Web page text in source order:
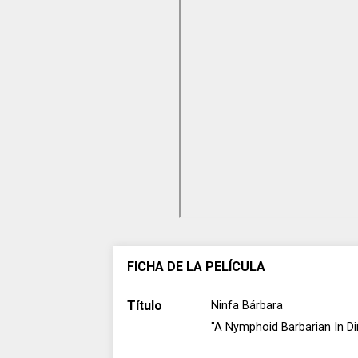
FICHA DE LA PELÍCULA
Título
Ninfa Bárbara
"A Nymphoid Barbarian In